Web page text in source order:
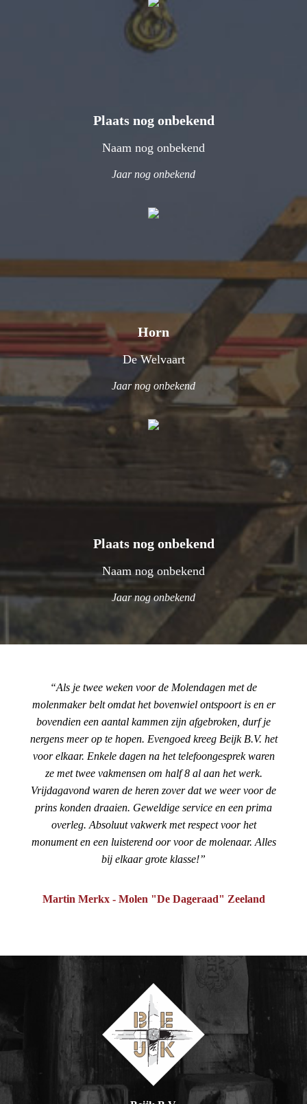
Plaats nog onbekend
Naam nog onbekend
Jaar nog onbekend
Horn
De Welvaart
Jaar nog onbekend
Plaats nog onbekend
Naam nog onbekend
Jaar nog onbekend
Als je twee weken voor de Molendagen met de
molenmaker belt omdat het bovenwiel ontspoort is en er
bovendien een aantal kammen zijn afgebroken, durf je
nergens meer op te hopen. Evengoed kreeg Beijk B.V. het
voor elkaar. Enkele dagen na het telefoongesprek waren
ze met twee vakmensen om half 8 al aan het werk.
Vrijdagavond waren de heren zover dat we weer voor de
prins konden draaien. Geweldige service en een prima
overleg. Absoluut vakwerk met respect voor het
monument en een luisterend oor voor de molenaar. Alles
bij elkaar grote klasse!
Martin Merkx - Molen "De Dageraad" Zeeland